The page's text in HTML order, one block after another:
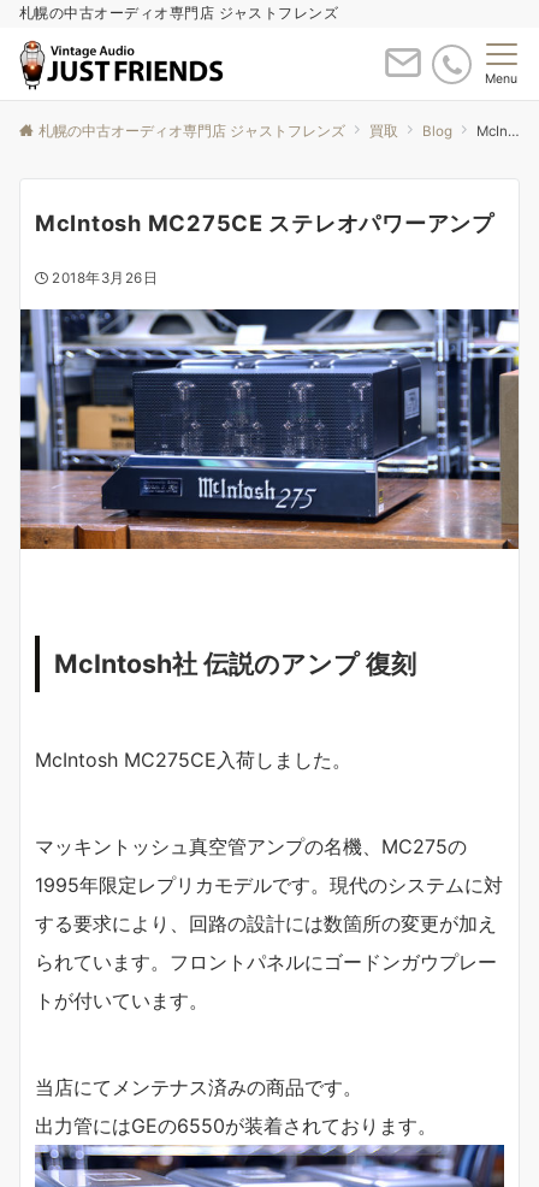
札幌の中古オーディオ専門店 ジャストフレンズ
Menu
札幌の中古オーディオ専門店 ジャストフレンズ 買取 Blog McIntosh MC275CE ステレオパワーアンプ
McIntosh MC275CE ステレオパワーアンプ
2018年3月26日
McIntosh社 伝説のアンプ 復刻
McIntosh MC275CE入荷しました。
マッキントッシュ真空管アンプの名機、MC275の
1995年限定レプリカモデルです。現代のシステムに対
する要求により、回路の設計には数箇所の変更が加え
られています。フロントパネルにゴードンガウプレー
トが付いています。
当店にてメンテナス済みの商品です。
出力管にはGEの6550が装着されております。